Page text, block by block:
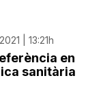
| 13:21h
en
sanitària